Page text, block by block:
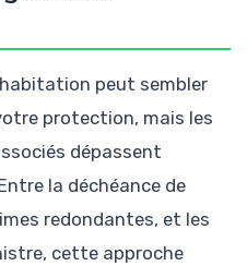
peut sembler
protection, mais les
dépassent
la déchéance de
redondantes, et les
cette approche